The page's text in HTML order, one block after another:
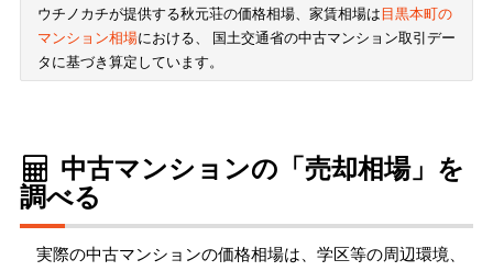
ウチノカチが提供する秋元荘の価格相場、家賃相場は目黒本町の
マンション相場における、 国土交通省の中古マンション取引デー
タに基づき算定しています。
中古マンションの「売却相場」を
調べる
実際の中古マンションの価格相場は、学区等の周辺環境、